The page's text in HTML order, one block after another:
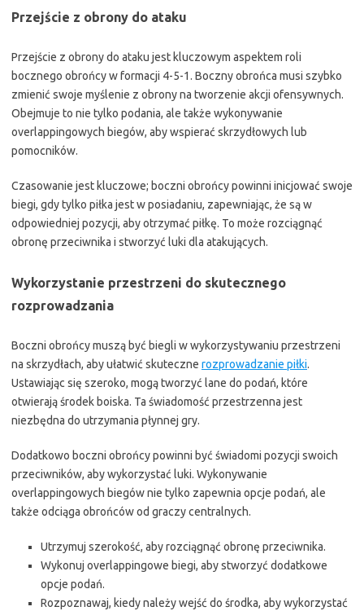
Przejście z obrony do ataku
Przejście z obrony do ataku jest kluczowym aspektem roli
bocznego obrońcy w formacji 4-5-1. Boczny obrońca musi szybko
zmienić swoje myślenie z obrony na tworzenie akcji ofensywnych.
Obejmuje to nie tylko podania, ale także wykonywanie
overlappingowych biegów, aby wspierać skrzydłowych lub
pomocników.
Czasowanie jest kluczowe; boczni obrońcy powinni inicjować swoje
biegi, gdy tylko piłka jest w posiadaniu, zapewniając, że są w
odpowiedniej pozycji, aby otrzymać piłkę. To może rozciągnąć
obronę przeciwnika i stworzyć luki dla atakujących.
Wykorzystanie przestrzeni do skutecznego
rozprowadzania
Boczni obrońcy muszą być biegli w wykorzystywaniu przestrzeni
na skrzydłach, aby ułatwić skuteczne rozprowadzanie piłki.
Ustawiając się szeroko, mogą tworzyć lane do podań, które
otwierają środek boiska. Ta świadomość przestrzenna jest
niezbędna do utrzymania płynnej gry.
Dodatkowo boczni obrońcy powinni być świadomi pozycji swoich
przeciwników, aby wykorzystać luki. Wykonywanie
overlappingowych biegów nie tylko zapewnia opcje podań, ale
także odciąga obrońców od graczy centralnych.
Utrzymuj szerokość, aby rozciągnąć obronę przeciwnika.
Wykonuj overlappingowe biegi, aby stworzyć dodatkowe
opcje podań.
Rozpoznawaj, kiedy należy wejść do środka, aby wykorzystać